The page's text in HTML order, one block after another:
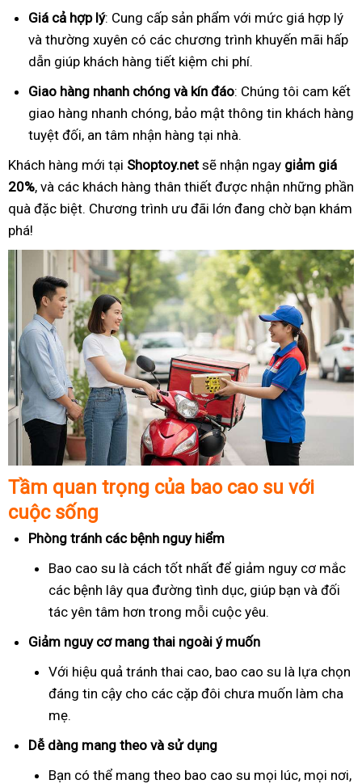
Giá cả hợp lý: Cung cấp sản phẩm với mức giá hợp lý
và thường xuyên có các chương trình khuyến mãi hấp
dẫn giúp khách hàng tiết kiệm chi phí.
Giao hàng nhanh chóng và kín đáo: Chúng tôi cam kết
giao hàng nhanh chóng, bảo mật thông tin khách hàng
tuyệt đối, an tâm nhận hàng tại nhà.
Khách hàng mới tại Shoptoy.net sẽ nhận ngay giảm giá
20%, và các khách hàng thân thiết được nhận những phần
quà đặc biệt. Chương trình ưu đãi lớn đang chờ bạn khám
phá!
Tầm quan trọng của bao cao su với
cuộc sống
Phòng tránh các bệnh nguy hiểm
Bao cao su là cách tốt nhất để giảm nguy cơ mắc
các bệnh lây qua đường tình dục, giúp bạn và đối
tác yên tâm hơn trong mỗi cuộc yêu.
Giảm nguy cơ mang thai ngoài ý muốn
Với hiệu quả tránh thai cao, bao cao su là lựa chọn
đáng tin cậy cho các cặp đôi chưa muốn làm cha
mẹ.
Dễ dàng mang theo và sử dụng
Bạn có thể mang theo bao cao su mọi lúc, mọi nơi,